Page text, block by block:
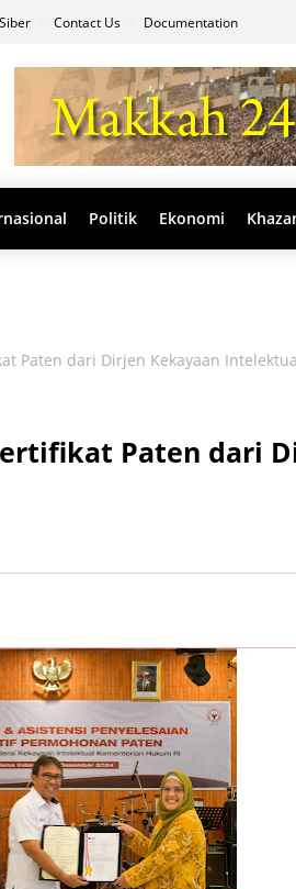
Contact Us Documentation
Politik Ekonomi
Paten dari Dirjen Kekayaan
Paten dari